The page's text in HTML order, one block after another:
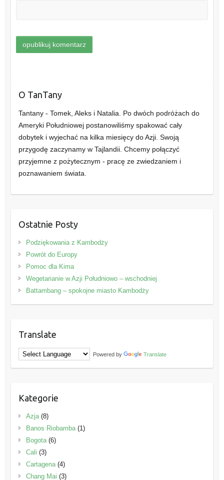
O TanTany
Tantany - Tomek, Aleks i Natalia. Po dwóch podróżach do
Ameryki Południowej postanowiliśmy spakować cały
dobytek i wyjechać na kilka miesięcy do Azji. Swoją
przygodę zaczynamy w Tajlandii. Chcemy połączyć
przyjemne z pożytecznym - pracę ze zwiedzaniem i
poznawaniem świata.
Ostatnie Posty
Podziękowania z Kambodży
Powrót do Europy
Pomoc dla Kima
Wegetarianie w Azji Południowo – wschodniej
Battambang – spokojne miasto Kambodży
Translate
Powered by Translate
Kategorie
Azja(8)
Banos Riobamba(1)
Bogota(6)
Cali (3)
Cartagena(4)
Chang Mai (3)